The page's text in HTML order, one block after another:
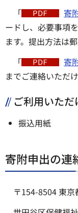
「 寄
ードし、必要事項
ます。提出方法は
「
寄
までご連絡いただ
ご利用いた
振込用紙
寄附申出の連
〒154-8504 東